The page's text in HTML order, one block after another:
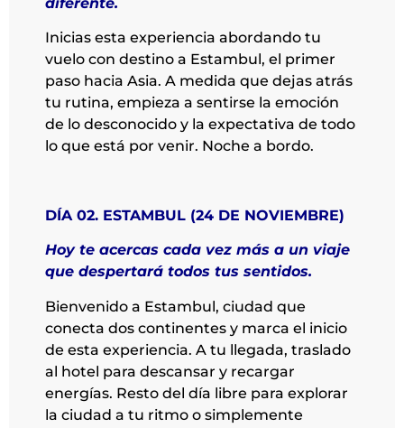
Inicias esta experiencia abordando tu
vuelo con destino a Estambul, el primer
paso hacia Asia. A medida que dejas atrás
tu rutina, empieza a sentirse la emoción
de lo desconocido y la expectativa de todo
lo que está por venir. Noche a bordo.
DÍA 02. ESTAMBUL (24 DE NOVIEMBRE)
Hoy te acercas cada vez más a un viaje
que despertará todos tus sentidos.
Bienvenido a Estambul, ciudad que
conecta dos continentes y marca el inicio
de esta experiencia. A tu llegada, traslado
al hotel para descansar y recargar
energías. Resto del día libre para explorar
la ciudad a tu ritmo o simplemente